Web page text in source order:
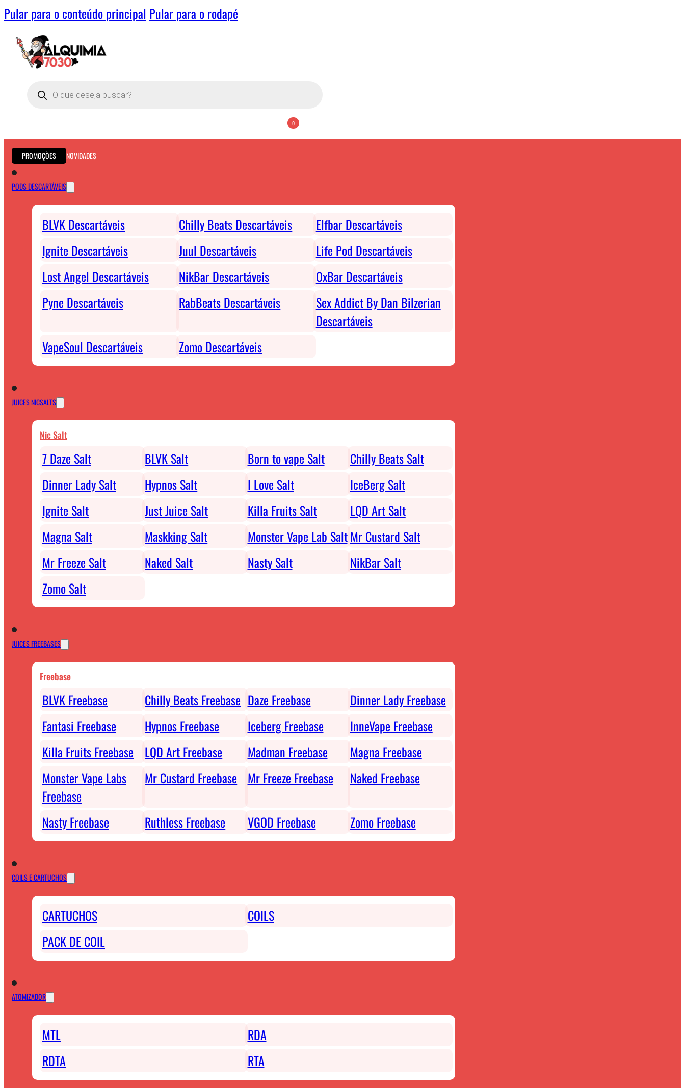
Pular para o conteúdo principal Pular para o rodapé
Pesquisar
produtos
0
PROMOÇÕES NOVIDADES
PODS DESCARTÁVEIS
BLVK Descartáveis Chilly Beats Descartáveis
Elfbar Descartáveis
Ignite Descartáveis
Juul Descartáveis
Life Pod Descartáveis
Lost Angel Descartáveis
NikBar Descartáveis
OxBar Descartáveis
Pyne Descartáveis
RabBeats Descartáveis
Sex Addict By Dan Bilzerian
Descartáveis
VapeSoul Descartáveis
Zomo Descartáveis
JUICES NICSALTS
Nic Salt
7 Daze Salt BLVK Salt Born to vape Salt
Chilly Beats Salt
Dinner Lady Salt
Hypnos Salt I Love Salt
IceBerg Salt
Ignite Salt
Just Juice Salt Killa Fruits Salt
LQD Art Salt
Magna Salt
Maskking Salt Monster Vape Lab SaltMr Custard Salt
Mr Freeze Salt
Naked Salt Nasty Salt
NikBar Salt
Zomo Salt
JUICES FREEBASES
Freebase
BLVK Freebase Chilly Beats Freebase Daze Freebase
Dinner Lady Freebase
Fantasi Freebase
Hypnos Freebase Iceberg Freebase
InneVape Freebase
Killa Fruits Freebase
LQD Art Freebase Madman Freebase
Magna Freebase
Monster Vape Labs
Freebase
Mr Custard Freebase Mr Freeze Freebase Naked Freebase
Nasty Freebase Ruthless Freebase VGOD Freebase Zomo Freebase
COILS E CARTUCHOS
CARTUCHOS
COILS
PACK DE COIL
ATOMIZADOR
MTL
RDA
RDTA
RTA